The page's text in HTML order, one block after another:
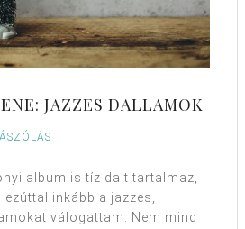
JAZZES DALLAMOK
album is tíz dalt tartalmaz,
inkább a jazzes,
válogattam. Nem mind